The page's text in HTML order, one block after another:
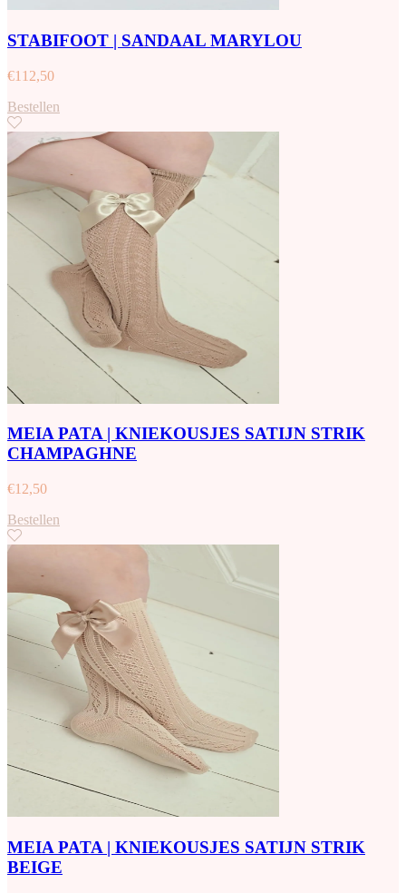
STABIFOOT | SANDAAL MARYLOU
€112,50
Bestellen
MEIA PATA | KNIEKOUSJES SATIJN STRIK
CHAMPAGHNE
€12,50
Bestellen
MEIA PATA | KNIEKOUSJES SATIJN STRIK
BEIGE